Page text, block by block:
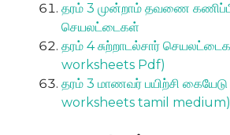
தரம் 3 முன்றாம் தவணை
செயலட்டைகள்
தரம் 4 சுற்றாடல்சார்
worksheets Pdf)
தரம் 3 மாணவர் பயிற்சி
worksheets tamil medium)